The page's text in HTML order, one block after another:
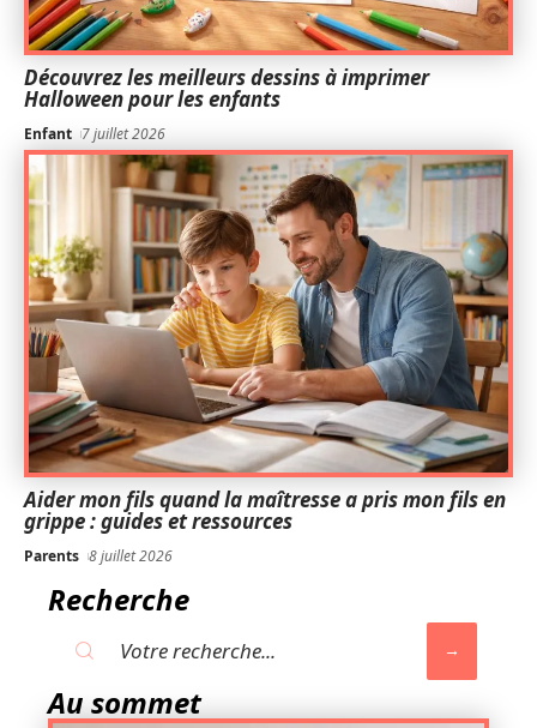
Découvrez les meilleurs dessins à imprimer
Halloween pour les enfants
Enfant 7 juillet 2026
Aider mon fils quand la maîtresse a pris mon fils en
grippe : guides et ressources
Parents 8 juillet 2026
Recherche
Au sommet